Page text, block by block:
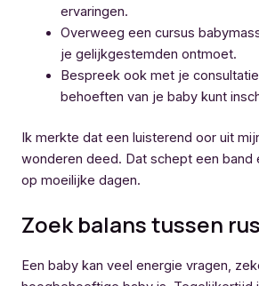
ervaringen.
Overweeg een cursus
je gelijkgestemden ontmoet.
Bespreek ook met je
behoeften van je baby kunt
Ik merkte dat een luisterend oor uit
wonderen deed. Dat schept een band
op moeilijke dagen.
Zoek balans tussen
Een baby kan veel energie vragen,